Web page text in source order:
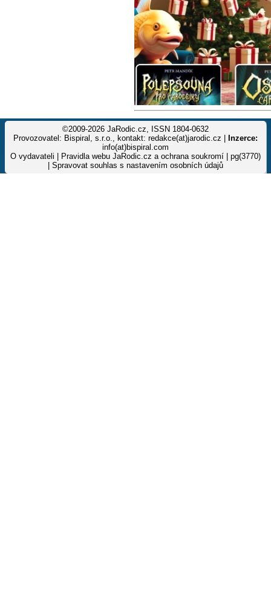
©2009-2026 JaRodic.cz, ISSN 1804-0632
Provozovatel: Bispiral, s.r.o., kontakt: redakce(at)jarodic.cz |
Inzerce:
info(at)bispiral.com
O vydavateli
Pravidla webu JaRodic.cz a ochrana soukromí | pg(3770)
Spravovat souhlas s nastavením osobních údajů